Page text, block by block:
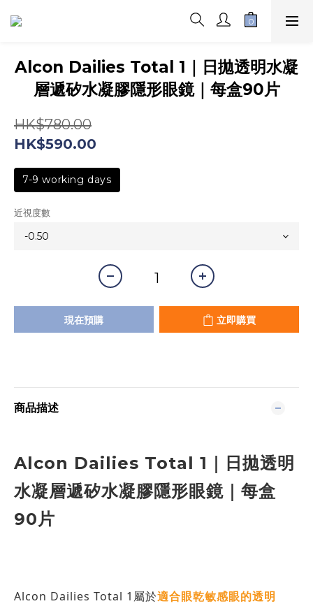
Alcon Dailies Total 1｜日拋透明水凝
層遞矽水凝膠隱形眼鏡｜每盒90片
HK$780.00
HK$590.00
7-9 working days
近視度數
現在預購 立即購買
商品描述
Alcon Dailies Total 1｜日拋透明
水凝層遞矽水凝膠隱形眼鏡｜每盒
90片
Alcon Dailies Total 1屬於適合眼乾敏感眼的透明